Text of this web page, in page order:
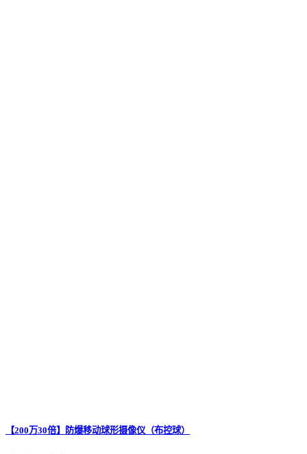
【200万30倍】防爆移动球形摄像仪（布控球）